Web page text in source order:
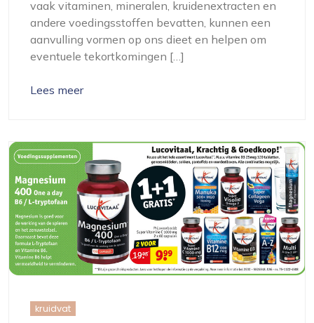
vaak vitaminen, mineralen, kruidenextracten en
andere voedingsstoffen bevatten, kunnen een
aanvulling vormen op ons dieet en helpen om
eventuele tekortkomingen […]
Lees meer
kruidvat